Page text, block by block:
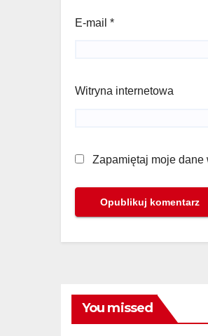
E-mail *
Witryna internetowa
Zapamiętaj moje dane
You missed